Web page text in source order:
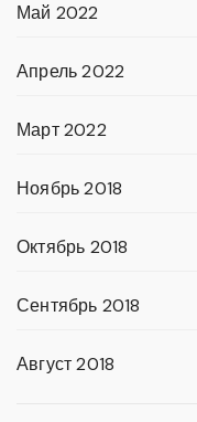
Май 2022
Апрель 2022
Март 2022
Ноябрь 2018
Октябрь 2018
Сентябрь 2018
Август 2018